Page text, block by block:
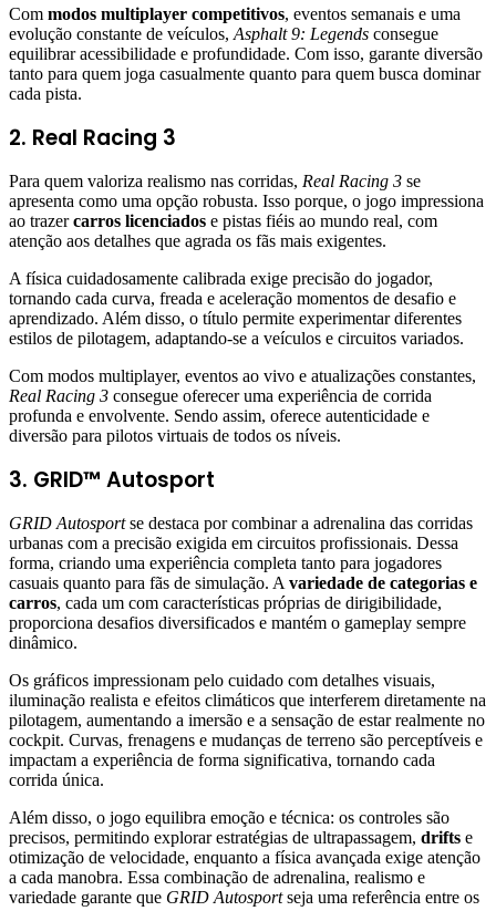
Com modos multiplayer competitivos, eventos semanais e uma
evolução constante de veículos, Asphalt 9: Legends consegue
equilibrar acessibilidade e profundidade. Com isso, garante diversão
tanto para quem joga casualmente quanto para quem busca dominar
cada pista.
2. Real Racing 3
Para quem valoriza realismo nas corridas, Real Racing 3 se
apresenta como uma opção robusta. Isso porque, o jogo impressiona
ao trazercarros licenciados e pistas fiéis ao mundo real, com
atenção aos detalhes que agrada os fãs mais exigentes.
A física cuidadosamente calibrada exige precisão do jogador,
tornando cada curva, freada e aceleração momentos de desafio e
aprendizado. Além disso, o título permite experimentar diferentes
estilos de pilotagem, adaptando-se a veículos e circuitos variados.
Com modos multiplayer, eventos ao vivo e atualizações constantes,
Real Racing 3 consegue oferecer uma experiência de corrida
profunda e envolvente. Sendo assim, oferece autenticidade e
diversão para pilotos virtuais de todos os níveis.
3. GRID™ Autosport
GRID Autosportse destaca por combinar a adrenalina das corridas
urbanas com a precisão exigida em circuitos profissionais. Dessa
forma, criando uma experiência completa tanto para jogadores
casuais quanto para fãs de simulação. A variedade de categorias e
carros, cada um com características próprias de dirigibilidade,
proporciona desafios diversificados e mantém o gameplay sempre
dinâmico.
Os gráficos impressionam pelo cuidado com detalhes visuais,
iluminação realista e efeitos climáticos que interferem diretamente na
pilotagem, aumentando a imersão e a sensação de estar realmente no
cockpit. Curvas, frenagens e mudanças de terreno são perceptíveis e
impactam a experiência de forma significativa, tornando cada
corrida única.
Além disso, o jogo equilibra emoção e técnica: os controles são
precisos, permitindo explorar estratégias de ultrapassagem, drifts e
otimização de velocidade, enquanto a física avançada exige atenção
a cada manobra. Essa combinação de adrenalina, realismo e
variedade garante que GRID Autosportseja uma referência entre os